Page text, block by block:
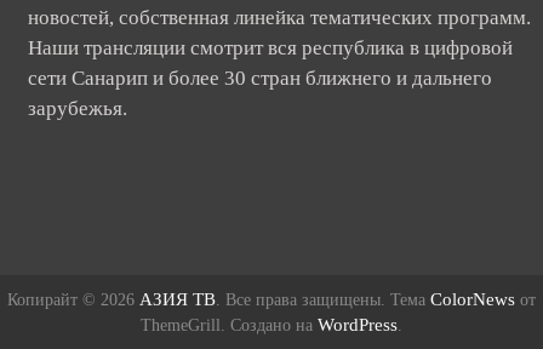
новостей, собственная линейка тематических программ.
Наши трансляции смотрит вся республика в цифровой
сети Санарип и более 30 стран ближнего и дальнего
зарубежья.
Копирайт © 2026 АЗИЯ ТВ . Все права защищены. Тема ColorNews от
ThemeGrill. Создано на WordPress